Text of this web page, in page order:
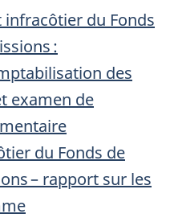
du Fonds
:
des
examen de
du Fonds de
– rapport sur les